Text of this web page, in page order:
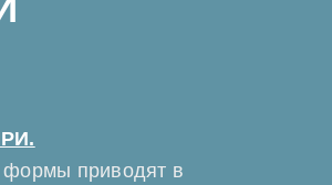
формы приводят в